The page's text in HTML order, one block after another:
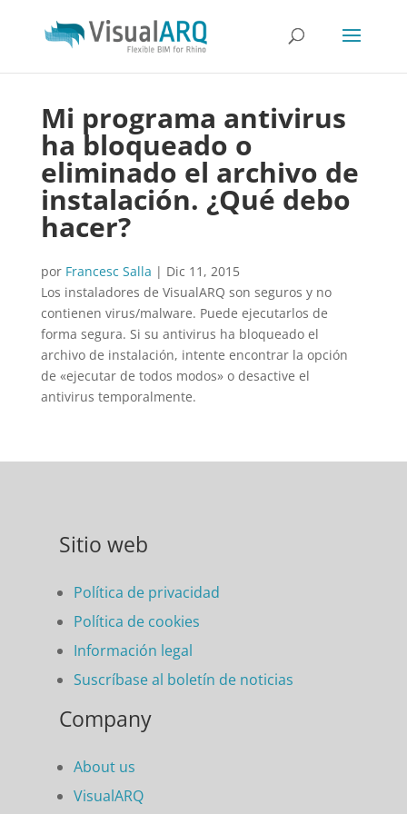
Mi programa antivirus
ha bloqueado o
eliminado el archivo de
instalación. ¿Qué debo
hacer?
por Francesc Salla | Dic 11, 2015
Los instaladores de VisualARQ son seguros y no
contienen virus/malware. Puede ejecutarlos de
forma segura. Si su antivirus ha bloqueado el
archivo de instalación, intente encontrar la opción
de «ejecutar de todos modos» o desactive el
antivirus temporalmente.
Sitio web
Política de privacidad
Política de cookies
Información legal
Suscríbase al boletín de noticias
Company
About us
VisualARQ